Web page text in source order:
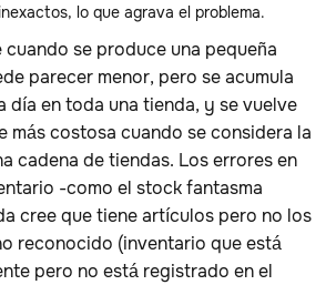
lo que agrava el problema.
cuando se produce una pequeña
parecer menor, pero se acumula
día en toda una tienda, y se vuelve
más costosa cuando se considera la
cadena de tiendas. Los errores en
-como el stock fantasma
cree que tiene artículos pero no los
reconocido (inventario que está
pero no está registrado en el